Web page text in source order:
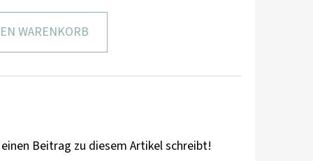
WARENKORB
Beitrag zu diesem Artikel schreibt!